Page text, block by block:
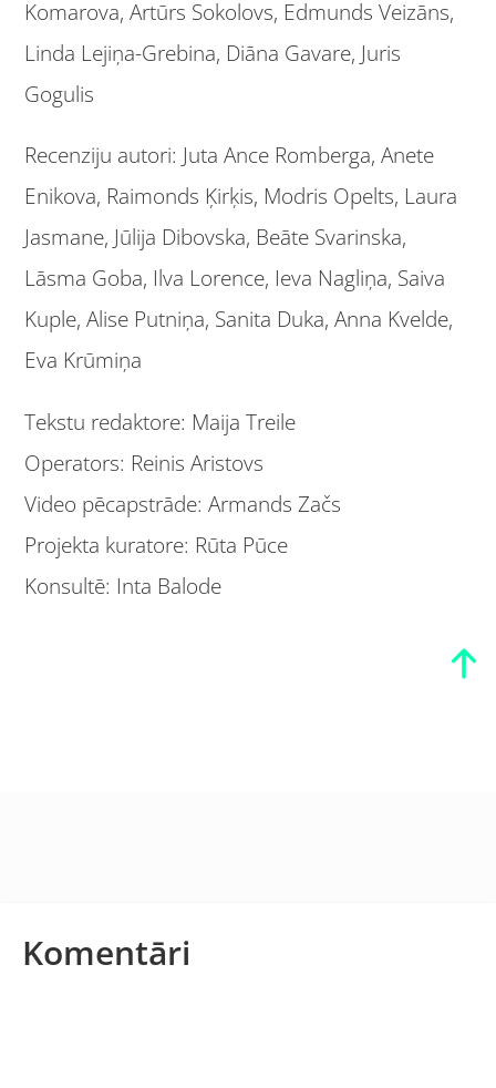
Komarova, Artūrs Sokolovs, Edmunds Veizāns,
Linda Lejiņa-Grebina, Diāna Gavare, Juris
Gogulis
Recenziju autori: Juta Ance Romberga, Anete
Enikova, Raimonds Ķirķis, Modris Opelts, Laura
Jasmane, Jūlija Dibovska, Beāte Svarinska,
Lāsma Goba, Ilva Lorence, Ieva Nagliņa, Saiva
Kuple, Alise Putniņa, Sanita Duka, Anna Kvelde,
Eva Krūmiņa
Tekstu redaktore: Maija Treile
Operators: Reinis Aristovs
Video pēcapstrāde: Armands Začs
Projekta kuratore: Rūta Pūce
Konsultē: Inta Balode
Komentāri